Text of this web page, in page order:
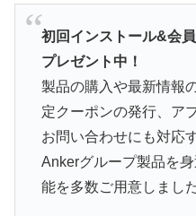
初回インストール&会
プレゼント中！
製品の購入や最新情報
定クーポンの発行、ア
お問い合わせにも対応
Ankerグループ製品を
能を多数ご用意しました